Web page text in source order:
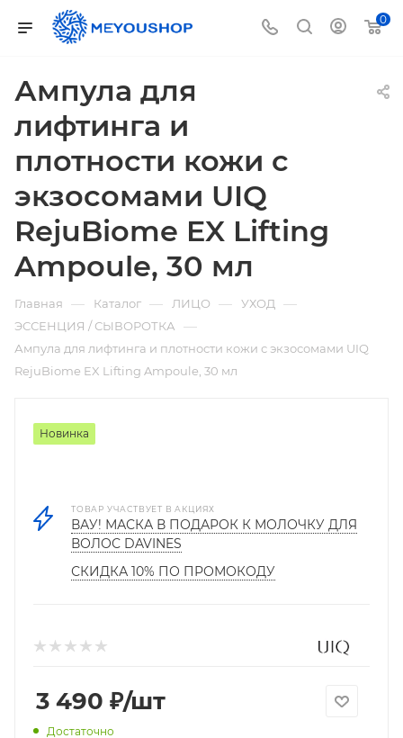
0
Ампула для
лифтинга и
плотности кожи с
экзосомами UIQ
RejuBiome EX Lifting
Ampoule, 30 мл
Главная — Каталог — ЛИЦО — УХОД —
ЭССЕНЦИЯ / СЫВОРОТКА —
Ампула для лифтинга и плотности кожи с экзосомами UIQ
RejuBiome EX Lifting Ampoule, 30 мл
Новинка
ТОВАР УЧАСТВУЕТ В АКЦИЯХ
ВАУ! МАСКА В ПОДАРОК К МОЛОЧКУ ДЛЯ
ВОЛОС DAVINES
СКИДКА 10% ПО ПРОМОКОДУ
3 490 ₽/шт
Достаточно